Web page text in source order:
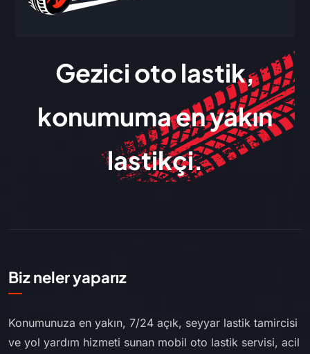
Gezici oto lastik,
konumuma en yakın
lastikçi.
Biz neler yaparız
Konumunuza en yakın, 7/24 açık, seyyar lastik tamircisi
ve yol yardım hizmeti sunan mobil oto lastik servisi, acil